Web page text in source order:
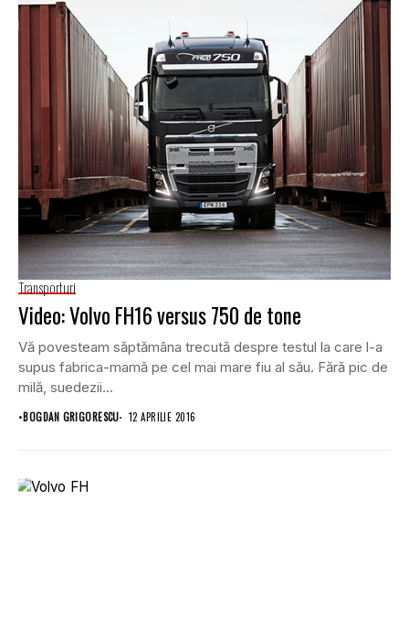
Transporturi
Video: Volvo FH16 versus 750 de tone
Vă povesteam săptămâna trecută despre testul la care l-a
supus fabrica-mamă pe cel mai mare fiu al său. Fără pic de
milă, suedezii...
•BOGDAN GRIGORESCU 12 APRILIE 2016